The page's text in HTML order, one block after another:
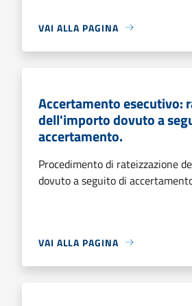
VAI ALLA PAGINA
Accertamento esecutivo:
dell'importo dovuto a
accertamento.
Procedimento di rateizzazione
dovuto a seguito di
VAI ALLA PAGINA